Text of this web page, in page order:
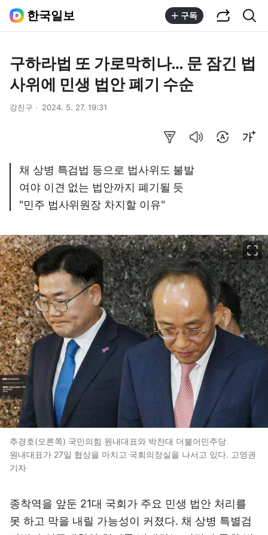
한국일보 구독
구하라법 또 가로막히나… 문 잠긴 법
사위에 민생 법안 폐기 수순
강진구 2024. 5. 27. 19:31
채 상병 특검법 등으로 법사위도 불발
여야 이견 없는 법안까지 폐기될 듯
"민주 법사위원장 차지할 이유"
추경호(오른쪽) 국민의힘 원내대표와 박찬대 더불어민주당
원내대표가 27일 협상을 마치고 국회의장실을 나서고 있다. 고영권
기자
종착역을 앞둔 21대 국회가 주요 민생 법안 처리를
못 하고 막을 내릴 가능성이 커졌다. 채 상병 특별검